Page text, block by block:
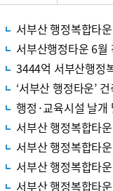
서부산 행정복합타
서부산행정타운 6월
3444억 서부산행정
‘서부산 행정타운’
행정·교육시설 날
서부산 행정복합타
서부산 행정복합타
서부산 행정복합타
서부산 행정복합타